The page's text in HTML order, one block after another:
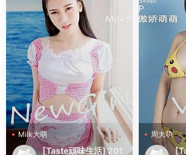
Milk大萌
[Taste頑味生活] 201
周大萌